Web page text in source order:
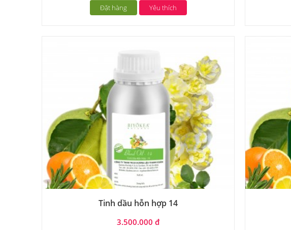
Đặt hàng Yêu thích
Tinh dầu hỗn hợp 14
3.500.000 đ